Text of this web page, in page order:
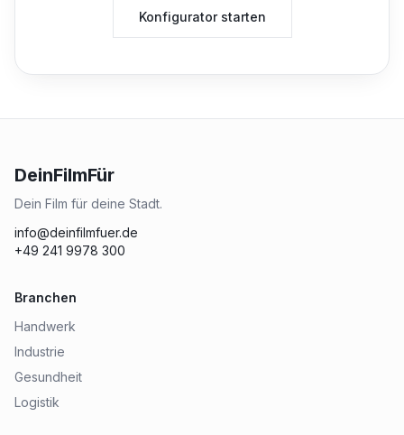
Konfigurator starten
DeinFilmFür
Dein Film für deine Stadt.
info@deinfilmfuer.de
+49 241 9978 300
Branchen
Handwerk
Industrie
Gesundheit
Logistik